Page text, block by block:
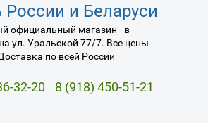
и Беларуси
официальный магазин - в
ул. Уральской 77/7. Все цены
по всей России
32-20 8 (918) 450-51-21